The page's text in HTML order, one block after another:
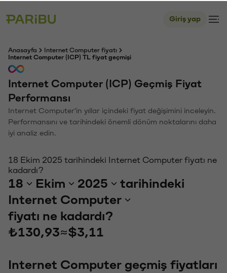
Giriş yap
Anasayfa
Internet Computer fiyatı
Internet Computer (ICP) TL fiyat geçmişi
Internet Computer (ICP) Geçmiş Fiyat
Performansı
Internet Computer'in yıllar içindeki fiyat değişimini inceleyin.
Performansını ve tarihindeki önemli dönüm noktalarını daha
iyi analiz edin.
18 Ekim 2025 tarihindeki Internet Computer fiyatı ne
kadardı?
18 Ekim 2025
tarihindeki
Internet Computer
fiyatı ne kadardı?
₺130,93≈$3,11
Internet Computer geçmiş fiyatları